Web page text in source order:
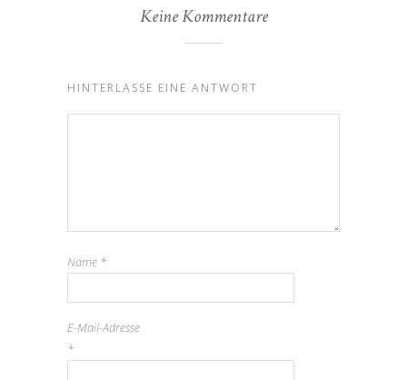
Keine Kommentare
HINTERLASSE EINE ANTWORT
Name *
E-Mail-Adresse
*